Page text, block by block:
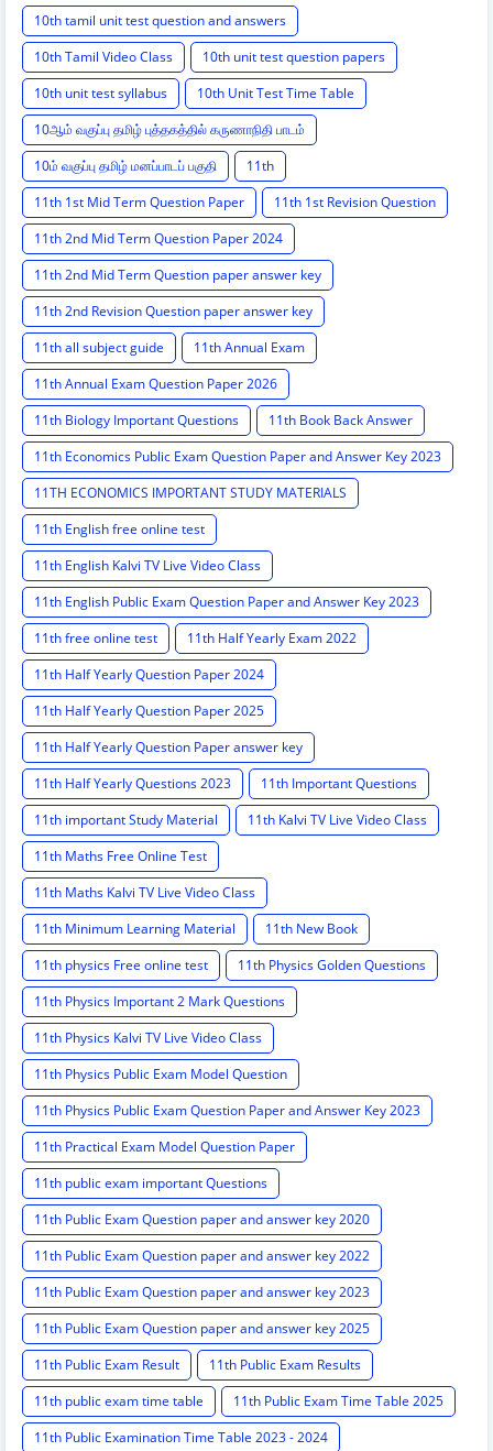
10th tamil unit test question and answers
10th Tamil Video Class
10th unit test question papers
10th unit test syllabus
10th Unit Test Time Table
10ஆம் வகுப்பு தமிழ் புத்தகத்தில் கருணாநிதி பாடம்
10ம் வகுப்பு தமிழ் மனப்பாடப் பகுதி
11th
11th 1st Mid Term Question Paper
11th 1st Revision Question
11th 2nd Mid Term Question Paper 2024
11th 2nd Mid Term Question paper answer key
11th 2nd Revision Question paper answer key
11th all subject guide
11th Annual Exam
11th Annual Exam Question Paper 2026
11th Biology Important Questions
11th Book Back Answer
11th Economics Public Exam Question Paper and Answer Key 2023
11TH ECONOMICS IMPORTANT STUDY MATERIALS
11th English free online test
11th English Kalvi TV Live Video Class
11th English Public Exam Question Paper and Answer Key 2023
11th free online test
11th Half Yearly Exam 2022
11th Half Yearly Question Paper 2024
11th Half Yearly Question Paper 2025
11th Half Yearly Question Paper answer key
11th Half Yearly Questions 2023
11th Important Questions
11th important Study Material
11th Kalvi TV Live Video Class
11th Maths Free Online Test
11th Maths Kalvi TV Live Video Class
11th Minimum Learning Material
11th New Book
11th physics Free online test
11th Physics Golden Questions
11th Physics Important 2 Mark Questions
11th Physics Kalvi TV Live Video Class
11th Physics Public Exam Model Question
11th Physics Public Exam Question Paper and Answer Key 2023
11th Practical Exam Model Question Paper
11th public exam important Questions
11th Public Exam Question paper and answer key 2020
11th Public Exam Question paper and answer key 2022
11th Public Exam Question paper and answer key 2023
11th Public Exam Question paper and answer key 2025
11th Public Exam Result
11th Public Exam Results
11th public exam time table
11th Public Exam Time Table 2025
11th Public Examination Time Table 2023 - 2024